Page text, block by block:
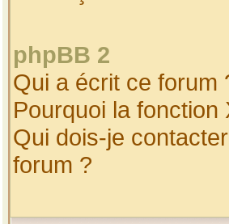
phpBB 2
Qui a écrit ce forum
Pourquoi la
Qui dois-je
forum ?